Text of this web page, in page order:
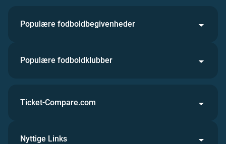
Populære fodboldbegivenheder
Populære fodboldklubber
Ticket-Compare.com
Nyttige Links